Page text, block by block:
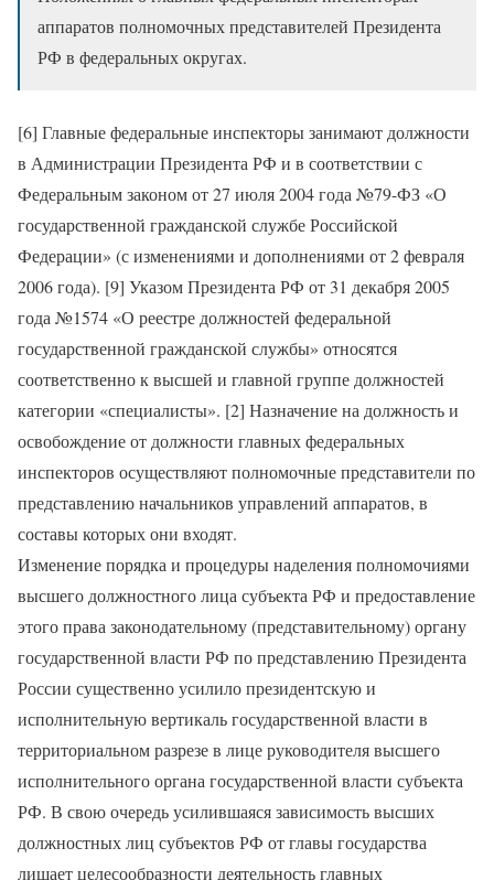
аппаратов полномочных представителей Президента
РФ в федеральных округах.
[6] Главные федеральные инспекторы занимают должности
в Администрации Президента РФ и в соответствии с
Федеральным законом от 27 июля 2004 года №79-ФЗ «О
государственной гражданской службе Российской
Федерации» (с изменениями и дополнениями от 2 февраля
2006 года). [9] Указом Президента РФ от 31 декабря 2005
года №1574 «О реестре должностей федеральной
государственной гражданской службы» относятся
соответственно к высшей и главной группе должностей
категории «специалисты». [2] Назначение на должность и
освобождение от должности главных федеральных
инспекторов осуществляют полномочные представители по
представлению начальников управлений аппаратов, в
составы которых они входят.
Изменение порядка и процедуры наделения полномочиями
высшего должностного лица субъекта РФ и предоставление
этого права законодательному (представительному) органу
государственной власти РФ по представлению Президента
России существенно усилило президентскую и
исполнительную вертикаль государственной власти в
территориальном разрезе в лице руководителя высшего
исполнительного органа государственной власти субъекта
РФ. В свою очередь усилившаяся зависимость высших
должностных лиц субъектов РФ от главы государства
лишает целесообразности деятельность главных